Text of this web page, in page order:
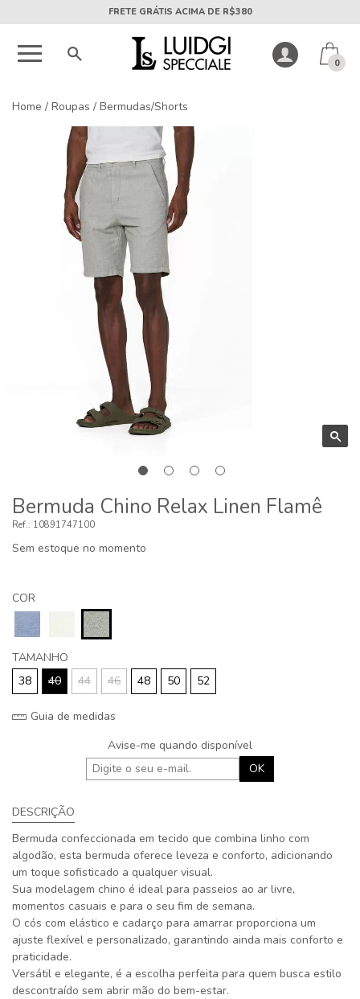
5X SEM JUROS PARCELA MÍNIMA DE R$50
0
Home / Roupas / Bermudas/Shorts
Bermuda Chino Relax Linen Flamê
10891747100
Sem estoque no momento
COR
TAMANHO
38
40 44 46 48 50 52
Guia de medidas
Avise-me quando disponível
OK
DESCRIÇÃO
Bermuda confeccionada em tecido que combina linho com
algodão, esta bermuda oferece leveza e conforto, adicionando
um toque sofisticado a qualquer visual.
Sua modelagem chino é ideal para passeios ao ar livre,
momentos casuais e para o seu fim de semana.
O cós com elástico e cadarço para amarrar proporciona um
ajuste flexível e personalizado, garantindo ainda mais conforto e
praticidade.
Versátil e elegante, é a escolha perfeita para quem busca estilo
descontraído sem abrir mão do bem-estar.